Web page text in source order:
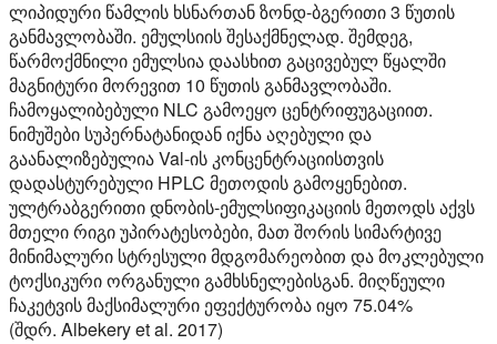
ლიპიდური წამლის ხსნართან ზონდ-ბგერითი 3 წუთის
განმავლობაში. ემულსიის შესაქმნელად. შემდეგ,
წარმოქმნილი ემულსია დაასხით გაცივებულ წყალში
მაგნიტური მორევით 10 წუთის განმავლობაში.
ჩამოყალიბებული NLC გამოეყო ცენტრიფუგაციით.
ნიმუშები სუპერნატანიდან იქნა აღებული და
გაანალიზებულია Val-ის კონცენტრაციისთვის
დადასტურებული HPLC მეთოდის გამოყენებით.
ულტრაბგერითი დნობის-ემულსიფიკაციის მეთოდს აქვს
მთელი რიგი უპირატესობები, მათ შორის სიმარტივე
მინიმალური სტრესული მდგომარეობით და მოკლებული
ტოქსიკური ორგანული გამხსნელებისგან. მიღწეული
ჩაკეტვის მაქსიმალური ეფექტურობა იყო 75.04%
(შდრ. Albekery et al. 2017)